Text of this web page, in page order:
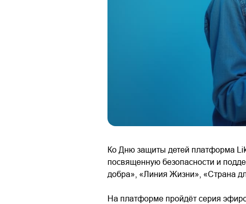
Ко Дню защиты детей платформа
посвященную безопасности и
добра», «Линия Жизни», «Страна
На платформе пройдёт серия